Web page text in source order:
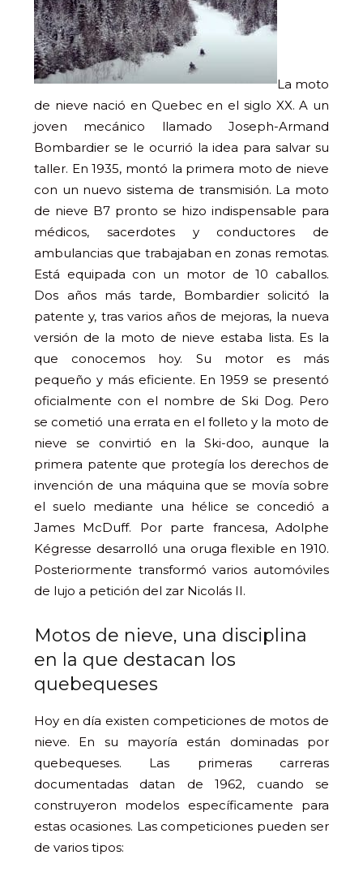
La moto
de nieve nació en Quebec en el siglo XX. A un
joven mecánico llamado Joseph-Armand
Bombardier se le ocurrió la idea para salvar su
taller. En 1935, montó la primera moto de nieve
con un nuevo sistema de transmisión. La moto
de nieve B7 pronto se hizo indispensable para
médicos, sacerdotes y conductores de
ambulancias que trabajaban en zonas remotas.
Está equipada con un motor de 10 caballos.
Dos años más tarde, Bombardier solicitó la
patente y, tras varios años de mejoras, la nueva
versión de la moto de nieve estaba lista. Es la
que conocemos hoy. Su motor es más
pequeño y más eficiente. En 1959 se presentó
oficialmente con el nombre de Ski Dog. Pero
se cometió una errata en el folleto y la moto de
nieve se convirtió en la Ski-doo, aunque la
primera patente que protegía los derechos de
invención de una máquina que se movía sobre
el suelo mediante una hélice se concedió a
James McDuff. Por parte francesa, Adolphe
Kégresse desarrolló una oruga flexible en 1910.
Posteriormente transformó varios automóviles
de lujo a petición del zar Nicolás II.
Motos de nieve, una disciplina
en la que destacan los
quebequeses
Hoy en día existen competiciones de motos de
nieve. En su mayoría están dominadas por
quebequeses. Las primeras carreras
documentadas datan de 1962, cuando se
construyeron modelos específicamente para
estas ocasiones. Las competiciones pueden ser
de varios tipos: